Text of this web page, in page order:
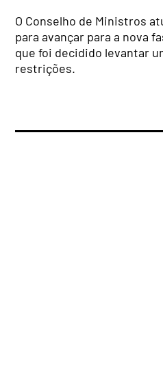
O Conselho de Ministros
para avançar para a nova
que foi decidido levantar
restrições.